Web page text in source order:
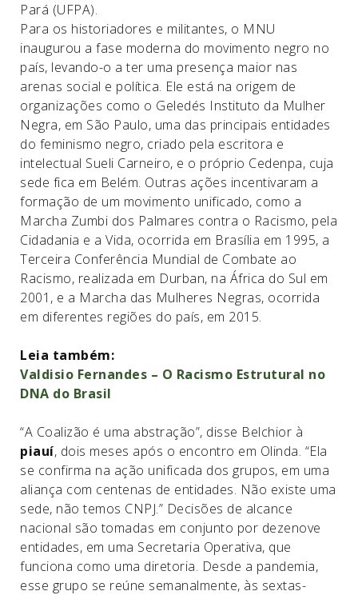
Pará (UFPA).
Para os historiadores e militantes, o MNU
inaugurou a fase moderna do movimento negro no
país, levando-o a ter uma presença maior nas
arenas social e política. Ele está na origem de
organizações como o Geledés Instituto da Mulher
Negra, em São Paulo, uma das principais entidades
do feminismo negro, criado pela escritora e
intelectual Sueli Carneiro, e o próprio Cedenpa, cuja
sede fica em Belém. Outras ações incentivaram a
formação de um movimento unificado, como a
Marcha Zumbi dos Palmares contra o Racismo, pela
Cidadania e a Vida, ocorrida em Brasília em 1995, a
Terceira Conferência Mundial de Combate ao
Racismo, realizada em Durban, na África do Sul em
2001, e a Marcha das Mulheres Negras, ocorrida
em diferentes regiões do país, em 2015.
Leia também:
Valdisio Fernandes – O Racismo Estrutural no
DNA do Brasil
“A Coalizão é uma abstração”, disse Belchior à
piauí, dois meses após o encontro em Olinda. “Ela
se confirma na ação unificada dos grupos, em uma
aliança com centenas de entidades. Não existe uma
sede, não temos CNPJ.” Decisões de alcance
nacional são tomadas em conjunto por dezenove
entidades, em uma Secretaria Operativa, que
funciona como uma diretoria. Desde a pandemia,
esse grupo se reúne semanalmente, às sextas-